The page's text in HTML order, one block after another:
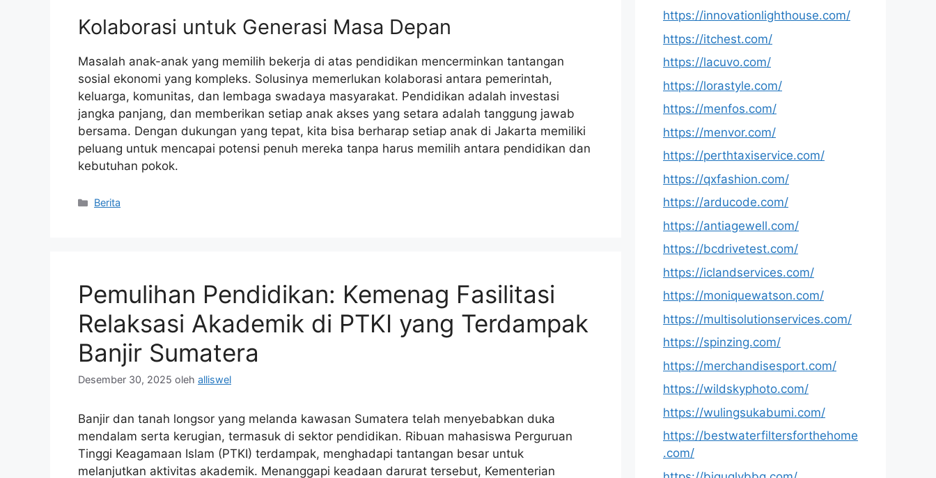
Kolaborasi untuk Generasi Masa Depan
Masalah anak-anak yang memilih bekerja di atas pendidikan mencerminkan tantangan
sosial ekonomi yang kompleks. Solusinya memerlukan kolaborasi antara pemerintah,
keluarga, komunitas, dan lembaga swadaya masyarakat. Pendidikan adalah investasi
jangka panjang, dan memberikan setiap anak akses yang setara adalah tanggung jawab
bersama. Dengan dukungan yang tepat, kita bisa berharap setiap anak di Jakarta memiliki
peluang untuk mencapai potensi penuh mereka tanpa harus memilih antara pendidikan dan
kebutuhan pokok.
Kategori
Berita
Pemulihan Pendidikan: Kemenag Fasilitasi
Relaksasi Akademik di PTKI yang Terdampak
Banjir Sumatera
Desember 30, 2025 oleh alliswel
Banjir dan tanah longsor yang melanda kawasan Sumatera telah menyebabkan duka
mendalam serta kerugian, termasuk di sektor pendidikan. Ribuan mahasiswa Perguruan
Tinggi Keagamaan Islam (PTKI) terdampak, menghadapi tantangan besar untuk
melanjutkan aktivitas akademik. Menanggapi keadaan darurat tersebut, Kementerian
https://innovationlighthouse.com/
https://itchest.com/
https://lacuvo.com/
https://lorastyle.com/
https://menfos.com/
https://menvor.com/
https://perthtaxiservice.com/
https://qxfashion.com/
https://arducode.com/
https://antiagewell.com/
https://bcdrivetest.com/
https://iclandservices.com/
https://moniquewatson.com/
https://multisolutionservices.com/
https://spinzing.com/
https://merchandisesport.com/
https://wildskyphoto.com/
https://wulingsukabumi.com/
https://bestwaterfiltersforthehome
.com/